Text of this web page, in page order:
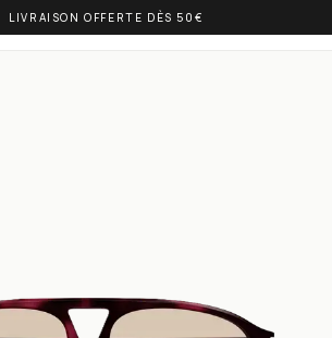
LIVRAISON OFFERTE DÈS 50€
OLIVIA BALM